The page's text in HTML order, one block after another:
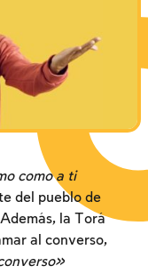
como a ti
del pueblo de
la Torá
al converso,